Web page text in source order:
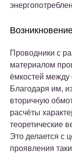
Проводники с
материалом
ёмкостей между
Благодаря им,
вторичную
расчёты
теоретические
Это делается с
проявления